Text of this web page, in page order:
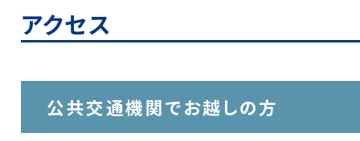
アクセス
公共交通機関でお越しの方